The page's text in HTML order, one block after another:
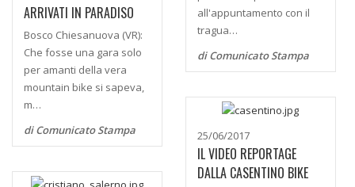
all'appuntamento con il
tragua…
di Comunicato Stampa
ARRIVATI IN PARADISO
Bosco Chiesanuova (VR):
Che fosse una gara solo
per amanti della vera
mountain bike si sapeva,
m…
di Comunicato Stampa
25/06/2017
IL VIDEO REPORTAGE
DALLA CASENTINO BIKE